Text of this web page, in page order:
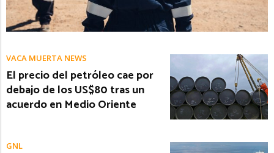
VACA MUERTA NEWS
El precio del petróleo cae por
debajo de los US$80 tras un
acuerdo en Medio Oriente
GNL